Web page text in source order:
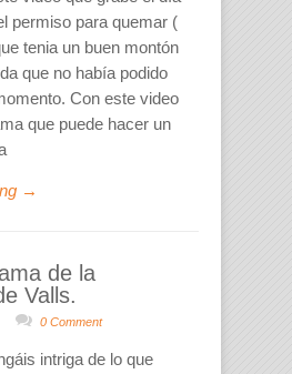
permiso para quemar (
tenia un buen montón
que no había podido
Con este video
que puede hacer un
→
de la
Valls.
0 Comment
intriga de lo que